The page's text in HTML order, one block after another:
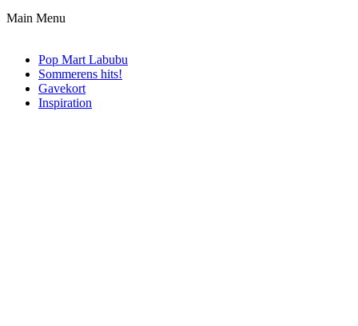
Main Menu
Pop Mart Labubu
Sommerens hits!
Gavekort
Inspiration